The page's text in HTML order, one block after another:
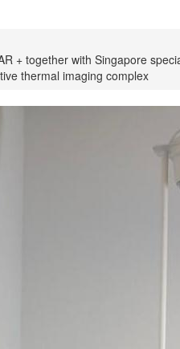
+ together with Singapore
thermal imaging complex